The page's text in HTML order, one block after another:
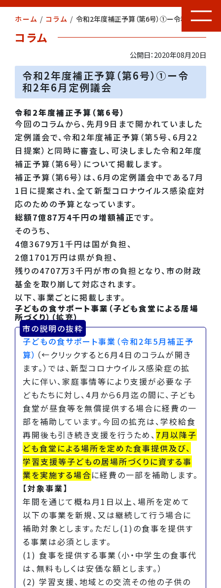
ホーム / コラム / 令和2年度補正予算（第6号）①ー令和2年6月定例議会
コラム
公開日：2020年08月20日
令和2年度補正予算（第6号）①ー令
和2年6月定例議会
令和2年度補正予算（第6号）
今回のコラムから、先月9日まで開かれていました
定例議会で、令和2年度補正予算（第5号、6月22
日提案）と同時に審査し、可決しました令和2年度
補正予算（第6号）について掲載します。
補正予算（第6号）は、6月の定例議会中である7月
1日に提案され、全て新型コロナウイルス感染症対
応のための予算となっています。
総額7億87万4千円の増額補正です。
そのうち、
4億3679万1千円は国が負担、
2億1701万円は県が負担、
残りの4707万3千円が市の負担となり、市の財政
基金を取り崩して対応されます。
以下、事業ごとに掲載します。
子どもの食サポート事業（子ども食堂による居場
所づくり）（拡充）
市の説明の抜粋
子どもの食サポート事業（令和2年5月補正予
算） （←クリックすると6月4日のコラムが開き
ます。）では、新型コロナウイルス感染症の拡
大に伴い、家庭事情等により支援が必要な子
どもたちに対し、4月から6月迄の間に、子ども
食堂が昼食等を無償提供する場合に経費の一
部を補助しています。今回の拡充は、学校給食
再開後も引き続き支援を行うため、 7月以降子
ども食堂による場所を定めた食事提供及び、
学習支援等子どもの居場所づくりに資する事
業を実施する場合に経費の一部を補助します。
【対象事業】
年間を通じて概ね月1日以上、場所を定めて
以下の事業を新規、又は継続して行う場合に
補助対象とします。ただし(1)の食事を提供す
る事業は必須とします。
(1) 食事を提供する事業（小・中学生の食事代
は、無料もしくは安価な額とします。）
(2) 学習支援、地域との交流その他の子供の